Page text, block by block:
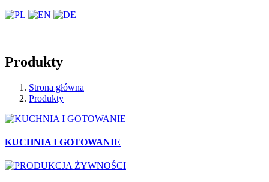
Produkty
Strona główna
Produkty
KUCHNIA I GOTOWANIE